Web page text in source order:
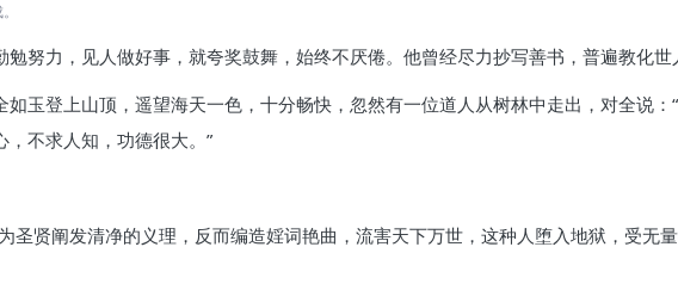
努力，见人做好事，就夸奖鼓舞，始终不厌倦。他曾经尽力抄写善书，普遍教化世
玉登上山顶，遥望海天一色，十分畅快，忽然有一位道人从树林中走出，对全说
不求人知，功德很大。”
圣贤阐发清净的义理，反而编造婬词艳曲，流害天下万世，这种人堕入地狱，受无